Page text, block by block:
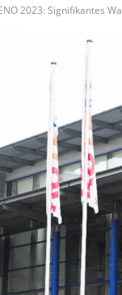
2023: Signifikantes